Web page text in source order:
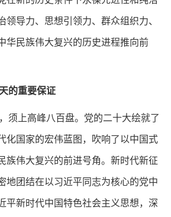
导力、思想引领力、群众组织力、
华民族伟大复兴的历史进程推向前
的重要保证
须上高峰八百盘。党的二十大绘就了
化国家的宏伟蓝图，吹响了以中国式
族伟大复兴的前进号角。新时代新征
地团结在以习近平同志为核心的党中
平新时代中国特色社会主义思想，深